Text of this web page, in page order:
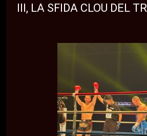
III, LA SFIDA CLOU DEL